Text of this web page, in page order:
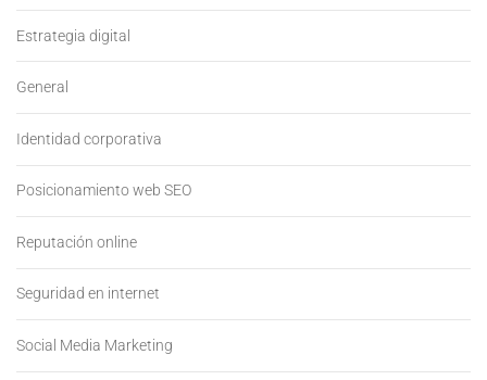
Estrategia digital
General
Identidad corporativa
Posicionamiento web SEO
Reputación online
Seguridad en internet
Social Media Marketing